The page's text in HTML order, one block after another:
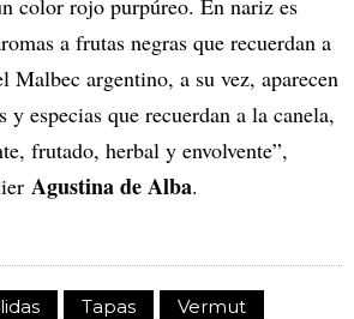
a frutas negras que recuerdan a
Malbec argentino, a su vez, aparecen
y especias que recuerdan a la canela,
frutado, herbal y envolvente”,
Agustina de Alba.
Tapas Vermut